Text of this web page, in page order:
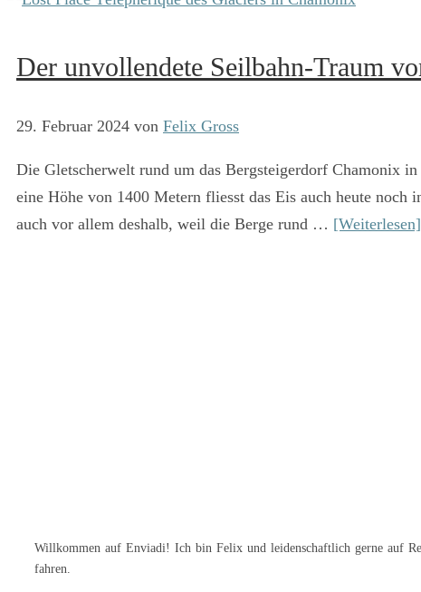
Der unvollendete Seilbahn-Traum
29. Februar 2024 von Felix Gross
Die Gletscherwelt rund um das Bergsteigerdorf Chamonix
eine Höhe von 1400 Metern fliesst das Eis auch heute noch
auch vor allem deshalb, weil die Berge rund … [Weiterlesen]
Willkommen auf Enviadi! Ich bin Felix und leidenschaftlich gerne auf
fahren.